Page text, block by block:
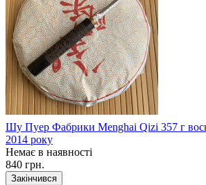
Шу Пуер Фабрики Menghai Qizi 357 г
2014 року
Немає в наявності
840 грн.
Закінчився